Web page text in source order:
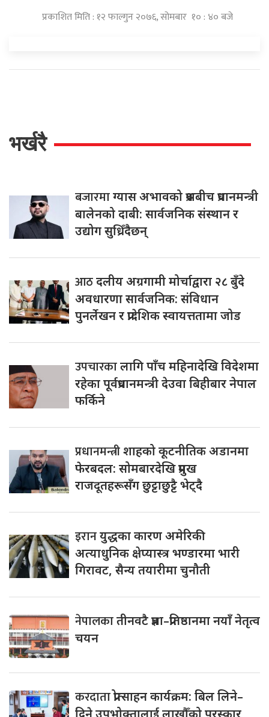
प्रकाशित मिति : १२ फाल्गुन २०७६, सोमबार १० : ४० बजे
भर्खरै
बजारमाग्यास अभावको प्रश्नबीच प्रधानमन्त्री
बालेनको दाबी: सार्वजनिक संस्थान र
उद्योग सुध्रिँदैछन्
आठदलीय अग्रगामी मोर्चाद्वारा २८ बुँदे
अवधारणा सार्वजनिक: संविधान
पुनर्लेखन र प्रादेशिक स्वायत्ततामा जोड
उपचारकालागि पाँच महिनादेखि विदेशमा
रहेका पूर्वप्रधानमन्त्री देउवा बिहीबार नेपाल
फर्किने
प्रधानमन्त्रीशाहको कूटनीतिक अडानमा
फेरबदल: सोमबारदेखि प्रमुख
राजदूतहरूसँग छुट्टाछुट्टै भेट्दै
इरानयुद्धका कारण अमेरिकी
अत्याधुनिक क्षेप्यास्त्र भण्डारमा भारी
गिरावट, सैन्य तयारीमा चुनौती
नेपालकातीनवटै प्रज्ञा–प्रतिष्ठानमा नयाँ नेतृत्व
चयन
करदाताप्रोत्साहन कार्यक्रम: बिल लिने–
दिने उपभोक्तालाई लाखौँको पुरस्कार